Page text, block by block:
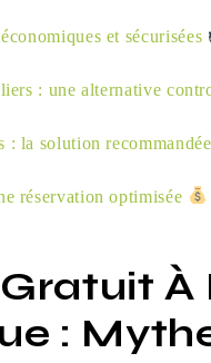
et sécurisées
: une alternative
: la solution recommandée
réservation optimisée
À
: